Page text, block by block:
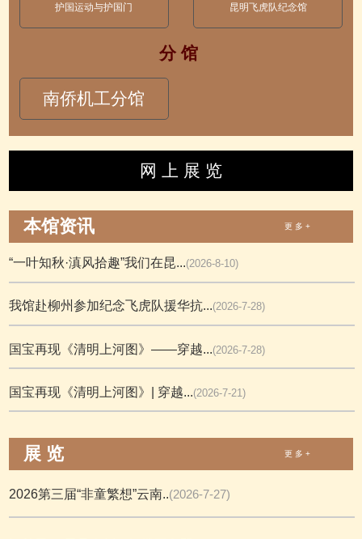
护国运动与护国门 昆明飞虎队纪念馆
分 馆
南侨机工分馆
网 上 展 览
本馆资讯 更 多 +
“一叶知秋·滇风拾趣”我们在昆...(2026-8-10)
我馆赴柳州参加纪念飞虎队援华抗...(2026-7-28)
国宝再现《清明上河图》——穿越...(2026-7-28)
国宝再现《清明上河图》| 穿越...(2026-7-21)
展 览 更 多 +
2026第三届“非童繁想”云南..(2026-7-27)